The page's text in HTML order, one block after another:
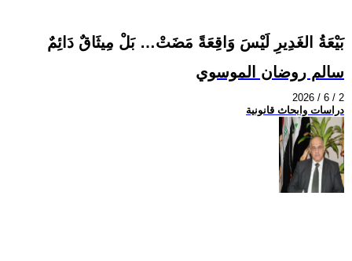
بَيْعَةُ الغَدِيرِ لَيْسَ وَاقِعَةً مَضَتْ… بَلْ مِيثَاقٌ دَائِمٌ
سالم روضان الموسوي
2026 / 6 / 2
دراسات وابحاث قانونية